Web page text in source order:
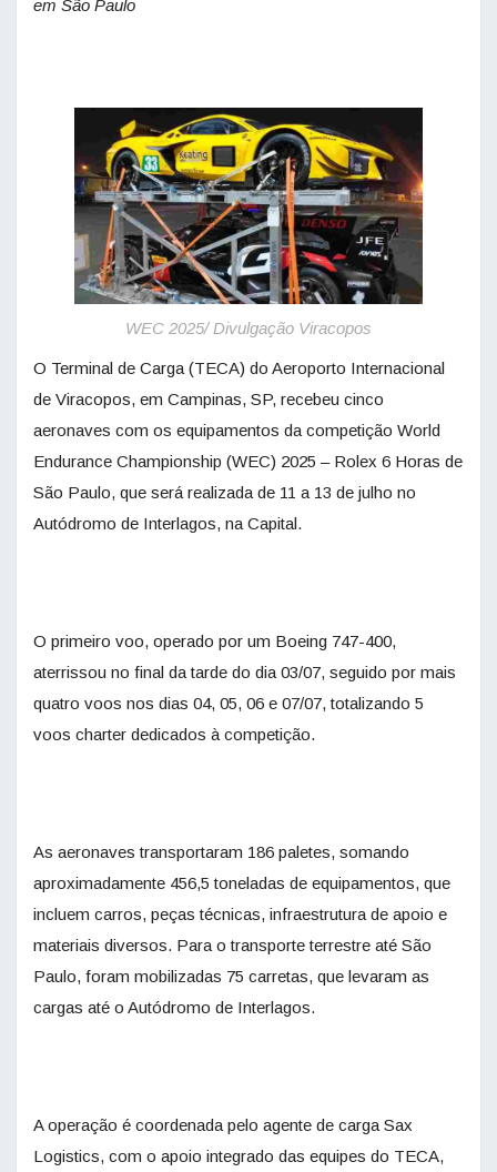
em São Paulo
WEC 2025/ Divulgação Viracopos
O Terminal de Carga (TECA) do Aeroporto Internacional
de Viracopos, em Campinas, SP, recebeu cinco
aeronaves com os equipamentos da competição World
Endurance Championship (WEC) 2025 – Rolex 6 Horas de
São Paulo, que será realizada de 11 a 13 de julho no
Autódromo de Interlagos, na Capital.
O primeiro voo, operado por um Boeing 747-400,
aterrissou no final da tarde do dia 03/07, seguido por mais
quatro voos nos dias 04, 05, 06 e 07/07, totalizando 5
voos charter dedicados à competição.
As aeronaves transportaram 186 paletes, somando
aproximadamente 456,5 toneladas de equipamentos, que
incluem carros, peças técnicas, infraestrutura de apoio e
materiais diversos. Para o transporte terrestre até São
Paulo, foram mobilizadas 75 carretas, que levaram as
cargas até o Autódromo de Interlagos.
A operação é coordenada pelo agente de carga Sax
Logistics, com o apoio integrado das equipes do TECA,